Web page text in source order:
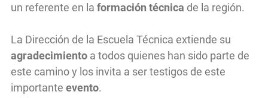
un referente en la formación técnica de la región.
La Dirección de la Escuela Técnica extiende su
agradecimiento a todos quienes han sido parte de
este camino y los invita a ser testigos de este
importante evento.